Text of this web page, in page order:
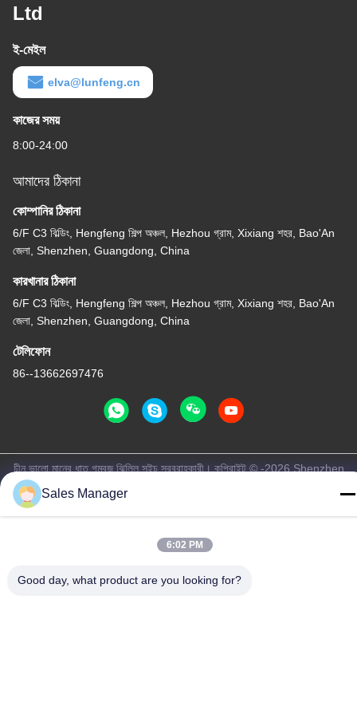
Ltd
ই-মেইল
elva@lunfeng.cn
কাজের সময়
8:00-24:00
আমাদের ঠিকানা
কোম্পানির ঠিকানা
6/F C3 বিল্ডিং, Hengfeng শিল্প অঞ্চল, Hezhou গ্রাম, Xixiang শহর, Bao'An
জেলা, Shenzhen, Guangdong, China
কারখানার ঠিকানা
6/F C3 বিল্ডিং, Hengfeng শিল্প অঞ্চল, Hezhou গ্রাম, Xixiang শহর, Bao'An
জেলা, Shenzhen, Guangdong, China
টেলিফোন
86--13662697476
চীন ভালো মানের ধাতু গম্বুজ ঝিল্লি সুইচ সরবরাহকারী। কপিরাইট © -2026 Shenzhen
Lunfeng Technology Co., Ltd সমস্ত অধিকার সংরক্ষিত।
Sales Manager
6:02 PM
Good day, what product are you looking for?